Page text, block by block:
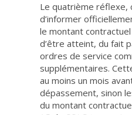
Le quatrième réflexe,
d’informer
le montant
d’être atteint, du fait
ordres de service
supplémentaires.
au moins un mois
dépassement, sinon
du montant